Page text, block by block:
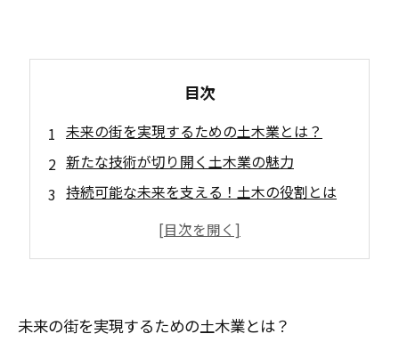
目次
未来の街を実現するための土木業とは？
新たな技術が切り開く土木業の魅力
持続可能な未来を支える！土木の役割とは
スマートシティの構築と土木業の変革
未来の街を実現するための土木業とは？